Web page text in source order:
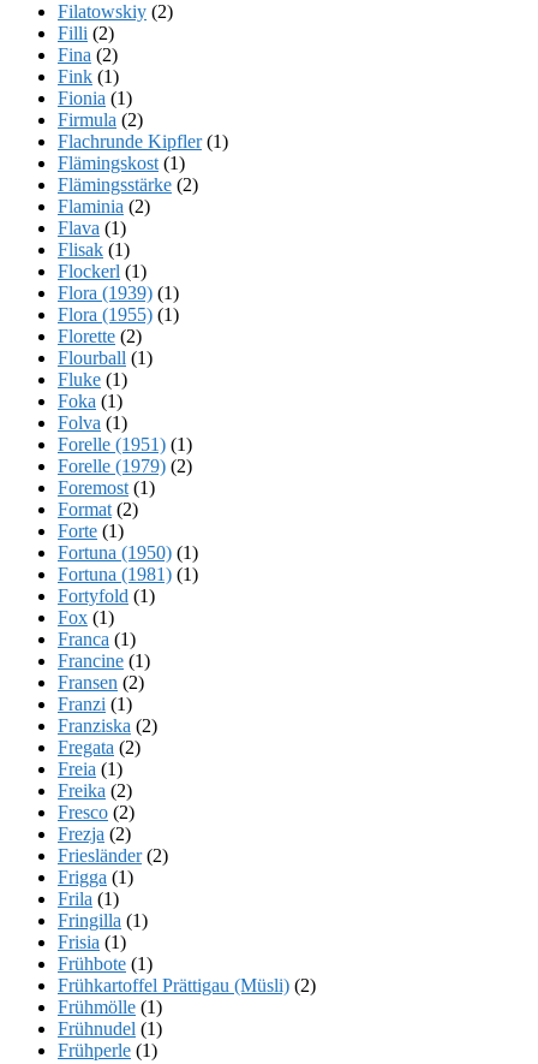
Filatowskiy (2)
Filli (2)
Fina (2)
Fink (1)
Fionia (1)
Firmula (2)
Flachrunde Kipfler(1)
Flämingskost (1)
Flämingsstärke (2)
Flaminia (2)
Flava (1)
Flisak (1)
Flockerl (1)
Flora (1939) (1)
Flora (1955) (1)
Florette (2)
Flourball (1)
Fluke (1)
Foka (1)
Folva (1)
Forelle (1951) (1)
Forelle (1979) (2)
Foremost (1)
Format (2)
Forte (1)
Fortuna (1950) (1)
Fortuna (1981) (1)
Fortyfold (1)
Fox (1)
Franca (1)
Francine (1)
Fransen (2)
Franzi (1)
Franziska (2)
Fregata (2)
Freia (1)
Freika (2)
Fresco (2)
Frezja (2)
Friesländer(2)
Frigga (1)
Frila (1)
Fringilla (1)
Frisia (1)
Frühbote (1)
Frühkartoffel Prättigau (Müsli) (2)
Frühmölle (1)
Frühnudel (1)
Frühperle (1)